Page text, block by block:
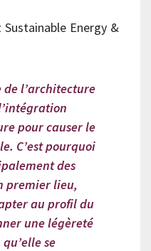
Sustainable Energy &
de l’architecture
pour causer le
C’est pourquoi
des
premier lieu,
au profil du
une légèreté
se